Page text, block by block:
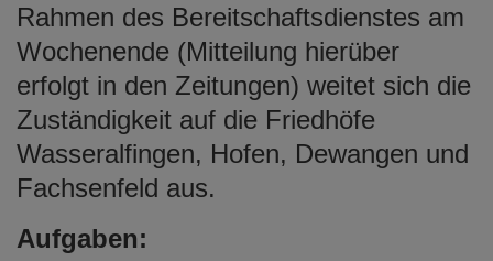
Rahmen des Bereitschaftsdienstes am
Wochenende (Mitteilung hierüber
erfolgt in den Zeitungen) weitet sich die
Zuständigkeit auf die Friedhöfe
Wasseralfingen, Hofen, Dewangen und
Fachsenfeld aus.
Aufgaben: